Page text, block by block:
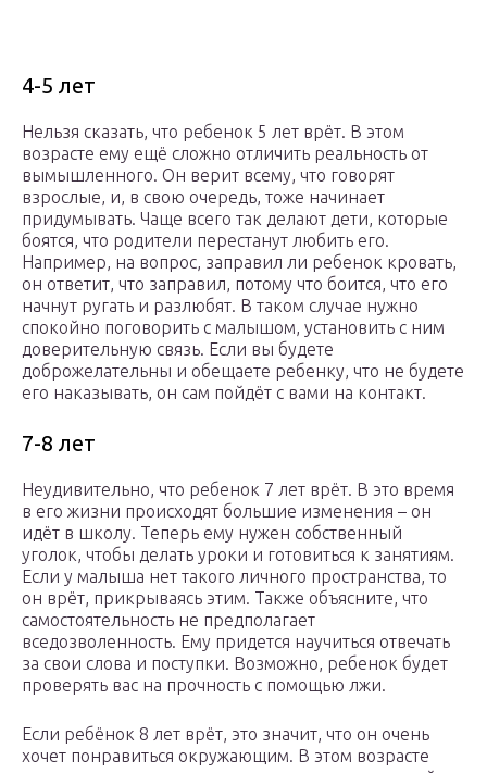
4-5 лет
Нельзя сказать, что ребенок 5 лет врёт. В этом
возрасте ему ещё сложно отличить реальность от
вымышленного. Он верит всему, что говорят
взрослые, и, в свою очередь, тоже начинает
придумывать. Чаще всего так делают дети, которые
боятся, что родители перестанут любить его.
Например, на вопрос, заправил ли ребенок кровать,
он ответит, что заправил, потому что боится, что его
начнут ругать и разлюбят. В таком случае нужно
спокойно поговорить с малышом, установить с ним
доверительную связь. Если вы будете
доброжелательны и обещаете ребенку, что не будете
его наказывать, он сам пойдёт с вами на контакт.
7-8 лет
Неудивительно, что ребенок 7 лет врёт. В это время
в его жизни происходят большие изменения – он
идёт в школу. Теперь ему нужен собственный
уголок, чтобы делать уроки и готовиться к занятиям.
Если у малыша нет такого личного пространства, то
он врёт, прикрываясь этим. Также объясните, что
самостоятельность не предполагает
вседозволенность. Ему придется научиться отвечать
за свои слова и поступки. Возможно, ребенок будет
проверять вас на прочность с помощью лжи.
Если ребёнок 8 лет врёт, это значит, что он очень
хочет понравиться окружающим. В этом возрасте